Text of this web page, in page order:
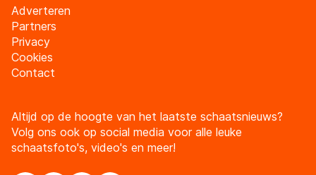
Adverteren
Partners
Privacy
Cookies
Contact
Altijd op de hoogte van het laatste schaatsnieuws?
Volg ons ook op social media voor alle leuke
schaatsfoto's, video's en meer!